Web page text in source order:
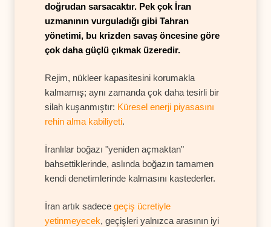
doğrudan sarsacaktır. Pek çok İran
uzmanının vurguladığı gibi Tahran
yönetimi, bu krizden savaş öncesine göre
çok daha güçlü çıkmak üzeredir.
Rejim, nükleer kapasitesini korumakla
kalmamış; aynı zamanda çok daha tesirli bir
silah kuşanmıştır: Küresel enerji piyasasını
rehin alma kabiliyeti.
İranlılar boğazı "yeniden açmaktan"
bahsettiklerinde, aslında boğazın tamamen
kendi denetimlerinde kalmasını kastederler.
İran artık sadece geçiş ücretiyle
yetinmeyecek, geçişleri yalnızca arasının iyi